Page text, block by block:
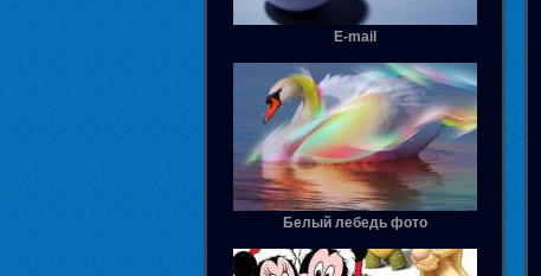
E-mail
Белый лебедь фото